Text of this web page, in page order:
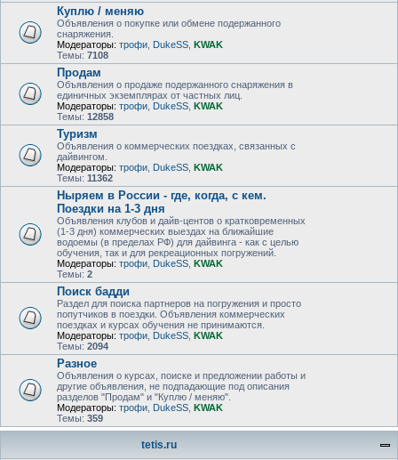
Куплю / меняю
Объявления о покупке или обмене подержанного
снаряжения.
Модераторы: трофи DukeSS KWAK
Темы: 7108
Продам
Объявления о продаже подержанного снаряжения в
единичных экземплярах от частных лиц.
Модераторы: трофи DukeSS KWAK
Темы: 12858
Туризм
Объявления о коммерческих поездках, связанных с
дайвингом.
Модераторы: трофи DukeSS KWAK
Темы: 11362
Ныряем в России - где, когда, с кем.
Поездки на 1-3 дня
Объявления клубов и дайв-центов о кратковременных
(1-3 дня) коммерческих выездах на ближайшие
водоемы (в пределах РФ) для дайвинга - как с целью
обучения, так и для рекреационных погружений.
Модераторы: трофи DukeSS KWAK
Темы: 2
Поиск бадди
Раздел для поиска партнеров на погружения и просто
попутчиков в поездки. Объявления коммерческих
поездках и курсах обучения не принимаются.
Модераторы: трофи DukeSS KWAK
Темы: 2094
Разное
Объявления о курсах, поиске и предложении работы и
другие объявления, не подпадающие под описания
разделов "Продам" и "Куплю / меняю".
Модераторы: трофи DukeSS KWAK
Темы: 359
tetis.ru